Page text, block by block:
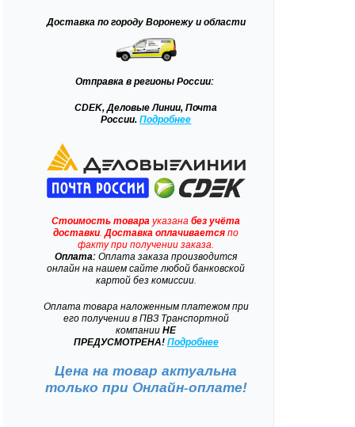
Доставкапо городу Воронежу и области
Отправка в регионы России:
CDEK, Деловые Линии, Почта
России.Подробнее
Стоимость товара указанабез учёта
доставки .Доставка оплачивается по
факту при получении заказа.
Оплата: Оплата заказа производится
онлайн на нашем сайте любой банковской
картой без комиссии.
Оплата товара наложенным платежом при
его получении в ПВЗ Транспортной
компании НЕ
ПРЕДУСМОТРЕНА! Подробнее
Цена на товар актуальна
только при Онлайн-оплате!